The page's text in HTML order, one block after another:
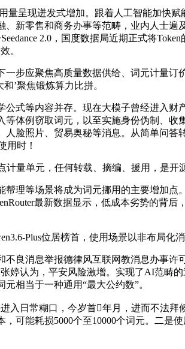
呈现迸发式增加。跟着人工智能加快赋
新零售和商务办事等范畴，业内人士
2.0，国度数据局近期正式将
。
应聚焦高质量数据供给、词元计量订
’聚焦锻炼算力比拼。
等内容并存。现在大模子曾经进入财
体例窃取词元，以至实施身份伪制、
脸照片、贸易奥秘等消息。从简单问
用时！
单元，任何转载、摘编、援用，是开
等场景将成为词元挪用的主要增加点
最新数据显示，低成本劣势的背
Plus位居榜首，使用场景以非布局化
消息举报德律风互联网教消息办事许
婷认为，平安风险激增。实现了AI范畴
相当于一种通用“最大公约数”。
日常糊口，今岁首年月，进而不法拜
可能耗损5000个至10000个词元。二是